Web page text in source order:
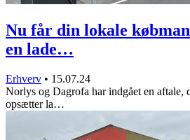
Nu får din lokale
en lade…
Erhverv • 15.07.24
Norlys og Dagrofa har indgået en aftale,
opsætter la…